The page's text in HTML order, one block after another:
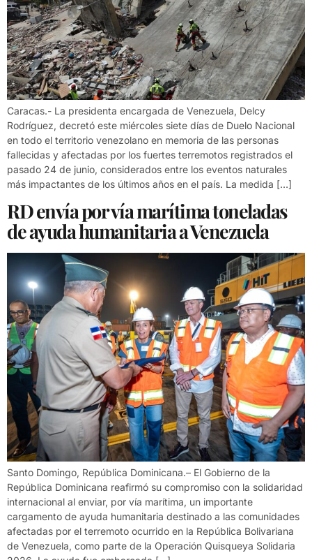
Caracas.- La presidenta encargada de Venezuela, Delcy
Rodríguez, decretó este miércoles siete días de Duelo Nacional
en todo el territorio venezolano en memoria de las personas
fallecidas y afectadas por los fuertes terremotos registrados el
pasado 24 de junio, considerados entre los eventos naturales
más impactantes de los últimos años en el país. La medida […]
RD envía por vía marítima toneladas
de ayuda humanitaria a Venezuela
Santo Domingo, República Dominicana.– El Gobierno de la
República Dominicana reafirmó su compromiso con la solidaridad
internacional al enviar, por vía marítima, un importante
cargamento de ayuda humanitaria destinado a las comunidades
afectadas por el terremoto ocurrido en la República Bolivariana
de Venezuela, como parte de la Operación Quisqueya Solidaria